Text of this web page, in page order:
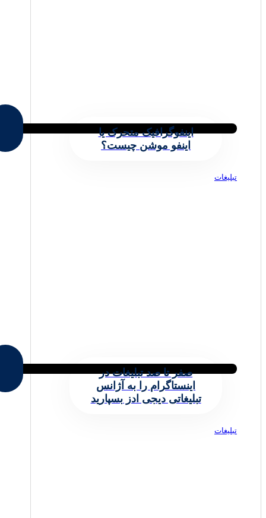
اینفوگرافیک متحرک یا
اینفو موشن چیست؟
تبلیغات
صفر تا صد تبلیغات در
اینستاگرام را به آژانس
تبلیغاتی دیجی ادز بسپارید
تبلیغات